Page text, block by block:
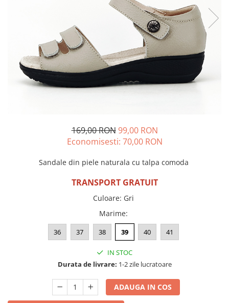
Incaltamine primavara-vara piele
Camasi si topuri
Blugi si pantaloni
Fuste
Pulovere si cardigane
Rochii
169,00 RON 99,00 RON
Economisesti: 70,00 RON
Sandale din piele naturala cu talpa comoda
TRANSPORT GRATUIT
Culoare: Gri
Marime:
36 37 38 39 40 41
IN STOC
Durata de livrare: 1-2 zile lucratoare
ADAUGA IN COS